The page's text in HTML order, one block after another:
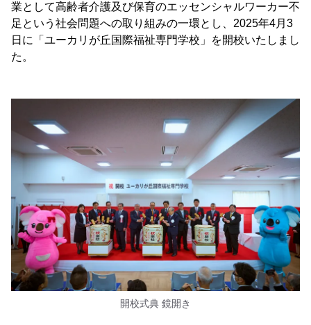
業として高齢者介護及び保育のエッセンシャルワーカー不
足という社会問題への取り組みの一環とし、2025年4月3
日に「ユーカリが丘国際福祉専門学校」を開校いたしまし
た。
開校式典 鏡開き